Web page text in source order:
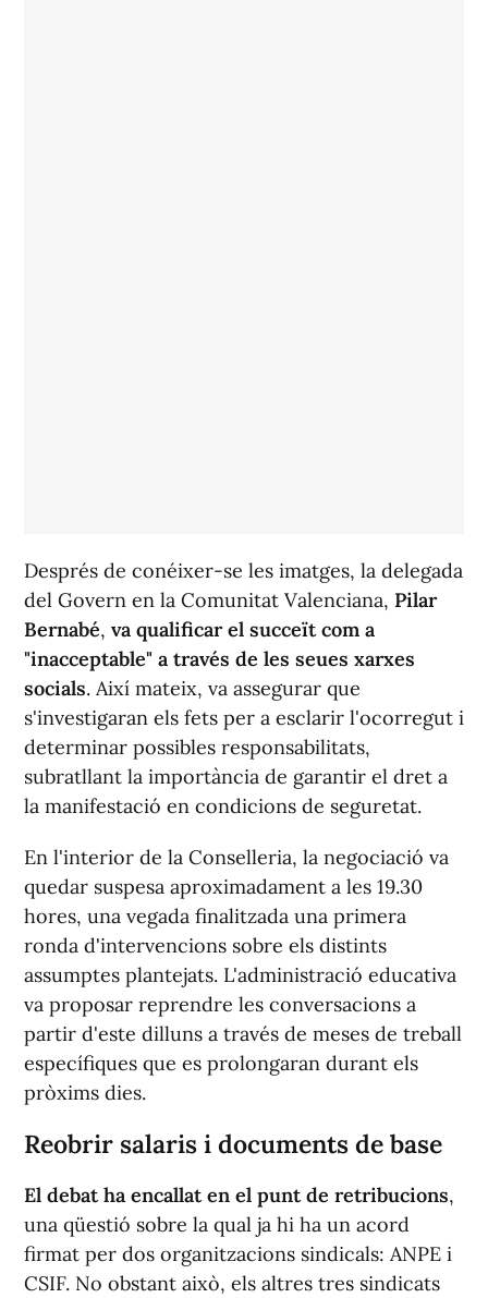
Després de conéixer-se les imatges, la delegada
del Govern en la Comunitat Valenciana, Pilar
Bernabé, va qualificar el succeït com a
"inacceptable" a través de les seues xarxes
socials. Així mateix, va assegurar que
s'investigaran els fets per a esclarir l'ocorregut i
determinar possibles responsabilitats,
subratllant la importància de garantir el dret a
la manifestació en condicions de seguretat.
En l'interior de la Conselleria, la negociació va
quedar suspesa aproximadament a les 19.30
hores, una vegada finalitzada una primera
ronda d'intervencions sobre els distints
assumptes plantejats. L'administració educativa
va proposar reprendre les conversacions a
partir d'este dilluns a través de meses de treball
específiques que es prolongaran durant els
pròxims dies.
Reobrir salaris i documents de base
El debat ha encallat en el punt de retribucions,
una qüestió sobre la qual ja hi ha un acord
firmat per dos organitzacions sindicals: ANPE i
CSIF. No obstant això, els altres tres sindicats